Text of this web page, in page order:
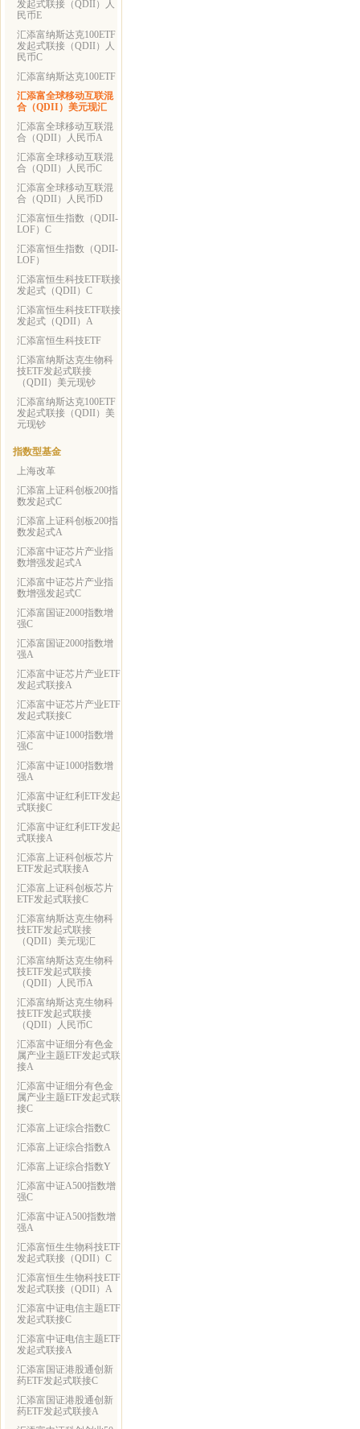
发起式联接（QDII）人
民币E
汇添富纳斯达克100ETF
发起式联接（QDII）人
民币C
汇添富纳斯达克100ETF
汇添富全球移动互联混
合（QDII）美元现汇
汇添富全球移动互联混
合（QDII）人民币A
汇添富全球移动互联混
合（QDII）人民币C
汇添富全球移动互联混
合（QDII）人民币D
汇添富恒生指数（QDII-
LOF）C
汇添富恒生指数（QDII-
LOF）
汇添富恒生科技ETF联接
发起式（QDII）C
汇添富恒生科技ETF联接
发起式（QDII）A
汇添富恒生科技ETF
汇添富纳斯达克生物科
技ETF发起式联接
（QDII）美元现钞
汇添富纳斯达克100ETF
发起式联接（QDII）美
元现钞
指数型基金
上海改革
汇添富上证科创板200指
数发起式C
汇添富上证科创板200指
数发起式A
汇添富中证芯片产业指
数增强发起式A
汇添富中证芯片产业指
数增强发起式C
汇添富国证2000指数增
强C
汇添富国证2000指数增
强A
汇添富中证芯片产业ETF
发起式联接A
汇添富中证芯片产业ETF
发起式联接C
汇添富中证1000指数增
强C
汇添富中证1000指数增
强A
汇添富中证红利ETF发起
式联接C
汇添富中证红利ETF发起
式联接A
汇添富上证科创板芯片
ETF发起式联接A
汇添富上证科创板芯片
ETF发起式联接C
汇添富纳斯达克生物科
技ETF发起式联接
（QDII）美元现汇
汇添富纳斯达克生物科
技ETF发起式联接
（QDII）人民币A
汇添富纳斯达克生物科
技ETF发起式联接
（QDII）人民币C
汇添富中证细分有色金
属产业主题ETF发起式联
接A
汇添富中证细分有色金
属产业主题ETF发起式联
接C
汇添富上证综合指数C
汇添富上证综合指数A
汇添富上证综合指数Y
汇添富中证A500指数增
强C
汇添富中证A500指数增
强A
汇添富恒生生物科技ETF
发起式联接（QDII）C
汇添富恒生生物科技ETF
发起式联接（QDII）A
汇添富中证电信主题ETF
发起式联接C
汇添富中证电信主题ETF
发起式联接A
汇添富国证港股通创新
药ETF发起式联接C
汇添富国证港股通创新
药ETF发起式联接A